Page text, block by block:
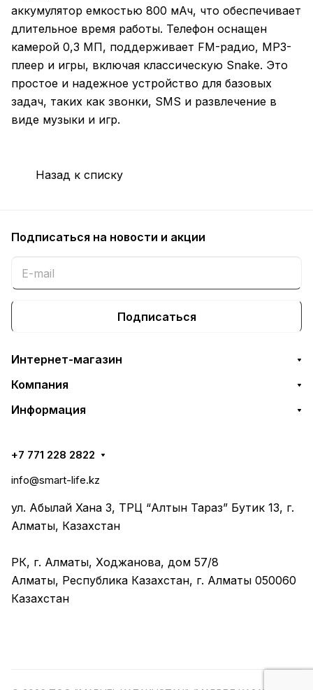
аккумулятор емкостью 800 мАч, что обеспечивает
длительное время работы. Телефон оснащен
камерой 0,3 МП, поддерживает FM-радио, MP3-
плеер и игры, включая классическую Snake. Это
простое и надежное устройство для базовых
задач, таких как звонки, SMS и развлечение в
виде музыки и игр.
Назад к списку
Подписаться на новости и акции
Подписаться
Интернет-магазин
Компания
Информация
+7 771 228 2822
info@smart-life.kz
ул. Абылай Хана 3, ТРЦ “Алтын Тараз” Бутик 13, г.
Алматы, Казахстан
РК, г. Алматы, Ходжанова, дом 57/8
Алматы, Республика Казахстан, г. Алматы 050060
Казахстан